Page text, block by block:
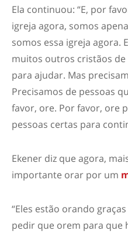
Ela continuou: “E, por
igreja agora, somos
somos essa igreja agora.
muitos outros cristãos
para ajudar. Mas
Precisamos de pessoas
favor, ore. Por favor, ore
pessoas certas para
Ekener diz que agora,
importante orar por um
“Eles estão orando
pedir que orem para que